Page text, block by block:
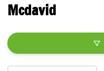
Mcdavid